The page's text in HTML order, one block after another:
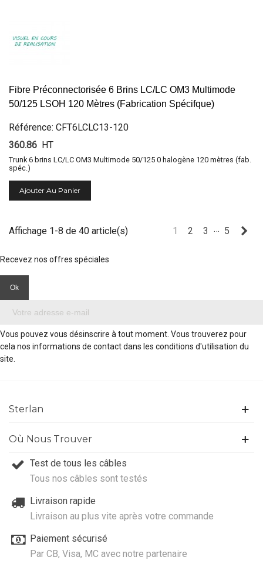
Fibre Préconnectorisée 6 Brins LC/LC OM3 Multimode
50/125 LSOH 120 Mètres (Fabrication Spécifque)
Référence: CFT6LCLC13-120
360.86 HT
Trunk 6 brins LC/LC OM3 Multimode 50/125 0 halogène 120 mètres (fab.
spéc.)
Ajouter Au Panier
Affichage 1-8 de 40 article(s) 1 2 3 … 5
Recevez nos offres spéciales
Vous pouvez vous désinscrire à tout moment. Vous trouverez pour
cela nos informations de contact dans les conditions d'utilisation du
site.
Sterlan
Où Nous Trouver
Test de tous les câbles
Tous nos câbles sont testés
Livraison rapide
Livraison au plus vite après votre commande
Paiement sécurisé
Par CB, Visa, MC avec notre partenaire